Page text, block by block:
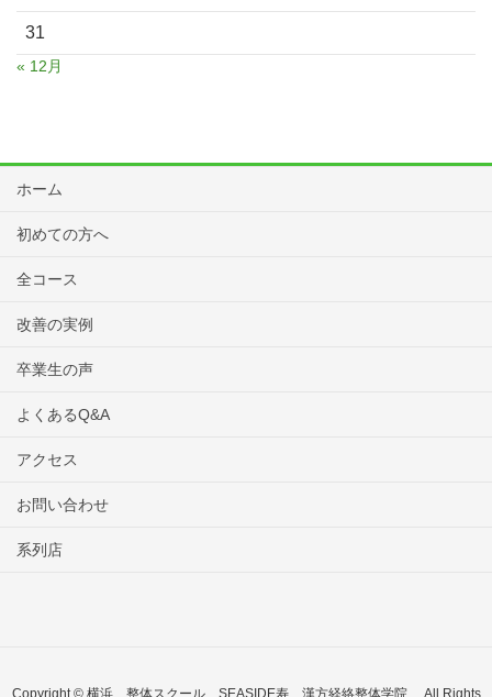
31
« 12月
ホーム
初めての方へ
全コース
改善の実例
卒業生の声
よくあるQ&A
アクセス
お問い合わせ
系列店
Copyright © 横浜 整体スクール SEASIDE寿 漢方経絡整体学院 All Rights